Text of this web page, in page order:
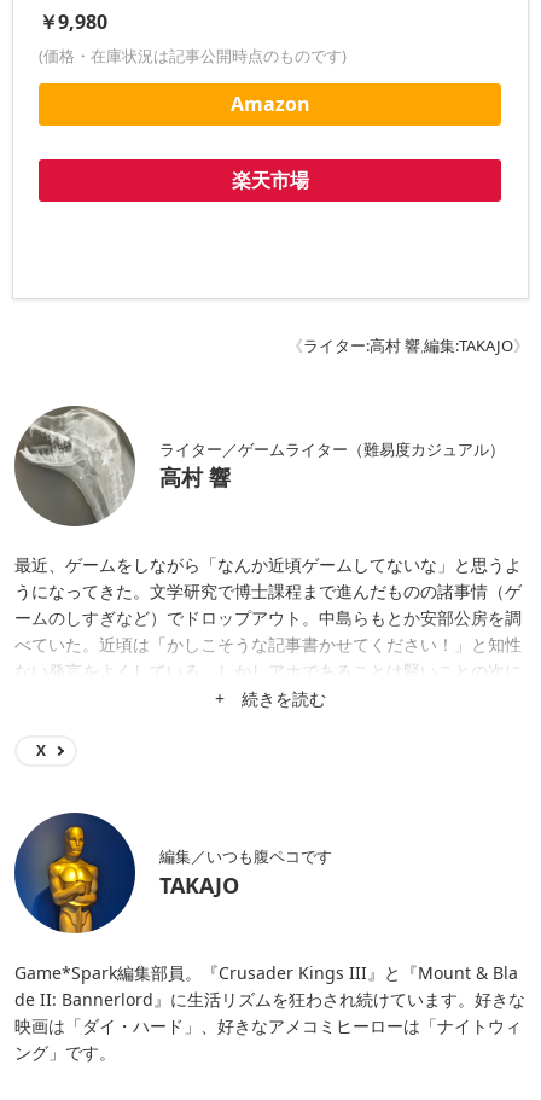
￥9,980
(価格・在庫状況は記事公開時点のものです)
Amazon
楽天市場
《ライター:高村 響編集:TAKAJO》
ライター／ゲームライター（難易度カジュアル）
高村 響
最近、ゲームをしながら「なんか近頃ゲームしてないな」と思うよ
うになってきた。文学研究で博士課程まで進んだものの諸事情（ゲ
ームのしすぎなど）でドロップアウト。中島らもとか安部公房を調
べていた。近頃は「かしこそうな記事書かせてください！」と知性
ない発言をよくしている。しかしアホであることは賢いことの次に
良い状態かもしれない……。+ 続きを読む
X
編集／いつも腹ペコです
TAKAJO
Game*Spark編集部員。『Crusader Kings III』と『Mount & Bla
de II: Bannerlord』に生活リズムを狂わされ続けています。好きな
映画は「ダイ・ハード」、好きなアメコミヒーローは「ナイトウィ
ング」です。